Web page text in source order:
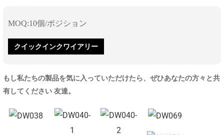
MOQ:10個/ポジション
クイックインクワイアリー
もし私たちの製品を気に入っていただけたら、ぜひあなたの方々と共
有してください 友達。